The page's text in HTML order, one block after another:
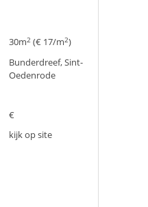
30m2 (€ 17/m2)
Bunderdreef, Sint-
Oedenrode
€
kijk op site